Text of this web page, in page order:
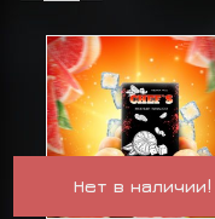
Нет в наличии!